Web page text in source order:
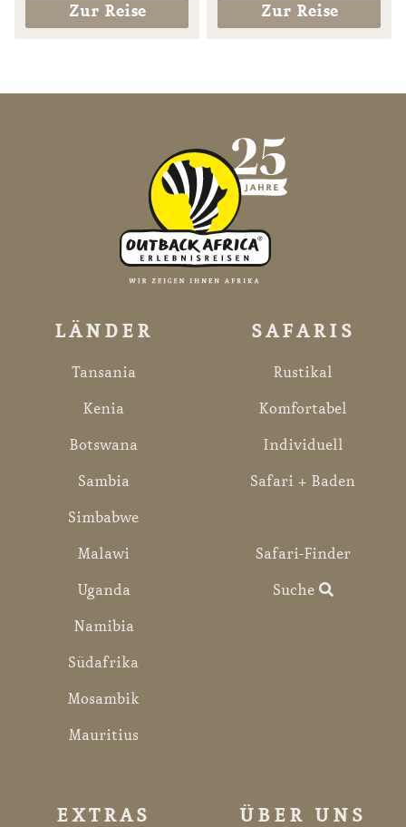
Zur Reise Zur Reise
LÄNDER
Tansania
Kenia
Botswana
Sambia
Simbabwe
Malawi
Uganda
Namibia
Südafrika
Mosambik
Mauritius
SAFARIS
Rustikal
Komfortabel
Individuell
Safari + Baden
Safari-Finder
Suche
EXTRAS ÜBER UNS